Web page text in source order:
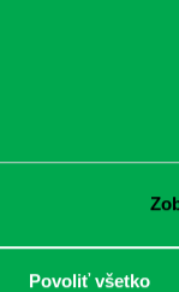
Povoliť všetko